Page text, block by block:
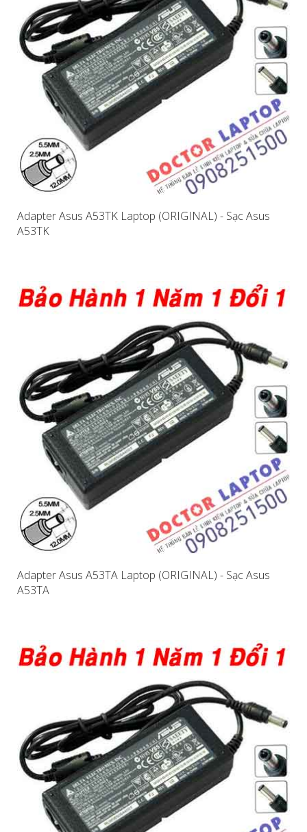
Adapter Asus A53TK Laptop (ORIGINAL) - Sạc Asus
A53TK
Adapter Asus A53TA Laptop (ORIGINAL) - Sạc Asus
A53TA